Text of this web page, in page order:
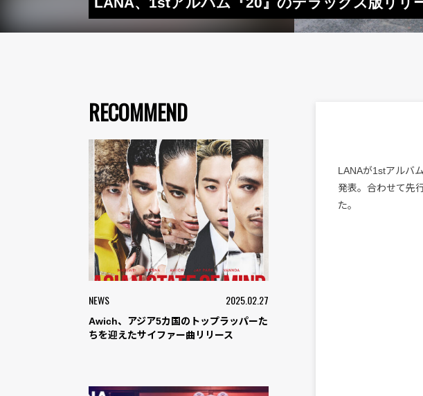
RECOMMEND
NEWS 2025.02.27
Awich、アジア5カ国のトップラッパーた
ちを迎えたサイファー曲リリース
LANAが1stアルバ
発表。合わせて先
た。